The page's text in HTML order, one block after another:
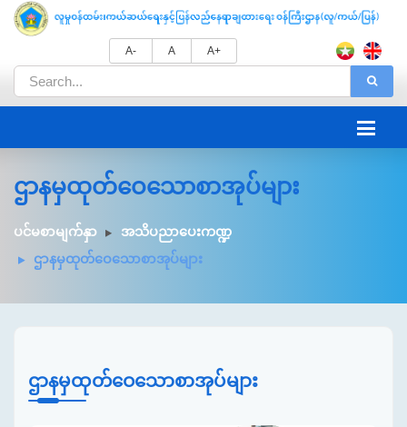
A- A A+
ဌာနမှထုတ်ဝေသောစာအုပ်များ
ပင်မစာမျက်နှာ
အသိပညာပေးကဏ္ဍ
ဌာနမှထုတ်ဝေသောစာအုပ်များ
ဌာနမှထုတ်ဝေသောစာအုပ်များ